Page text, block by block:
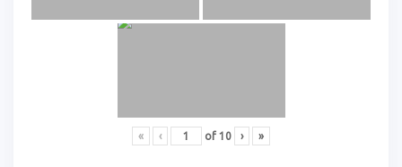
« ‹ of 10 › »